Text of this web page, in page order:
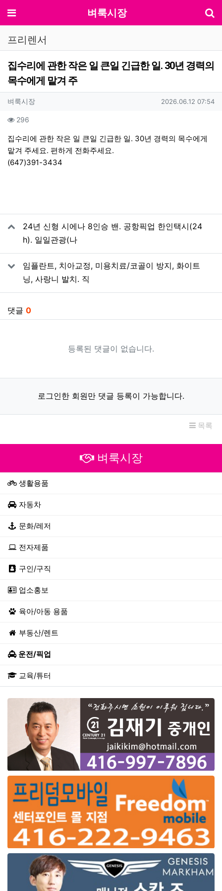
메뉴 벼룩시장
프리렌서
집수리에 관한 작은 일 큰일 긴급한 일. 30년 경력의
목수에게 맡겨 주
작성자 정보
벼룩시장작성 작성일
2026.06.12 07:54
컨텐츠 정보
296
본문
집수리에 관한 작은 일 큰일 긴급한 일. 30년 경력의 목수에게
맡겨 주세요. 편하게 전화주세요.
(647)391-3434
관련자료
24년 신형 시에나 8인승 밴. 공항픽업 한인택시(24
h). 일일관광(나
임플란트, 치아교정, 미용치료/코골이 방지, 화이트
닝, 사랑니 발치. 직
댓글 0
등록된 댓글이 없습니다.
로그인한 회원만 댓글 등록이 가능합니다.
목록
벼룩시장
생활용품
자동차
문화/레저
전자제품
구인/구직
업소홍보
육아/아동 용품
부동산/렌트
운전/픽업
교육/튜터